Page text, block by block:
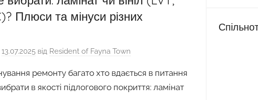
Плюси та мінуси різних
13.07.2025 від Resident of Fayna Town
ремонту багато хто вдається в питання
в якості підлогового покриття: ламінат